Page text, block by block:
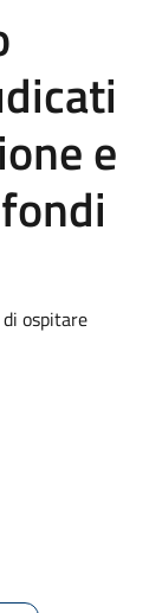
e
ospitare